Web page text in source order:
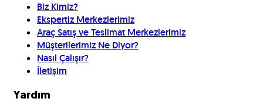
Biz Kimiz?
Ekspertiz Merkezlerimiz
Araç Satış ve Teslimat Merkezlerimiz
Müşterilerimiz Ne Diyor?
Nasıl Çalışır?
İletişim
Yardım